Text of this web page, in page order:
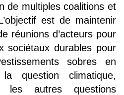
de multiples coalitions et
est de maintenir
réunions d’acteurs pour
sociétaux durables pour
sobres en
question climatique,
les autres questions